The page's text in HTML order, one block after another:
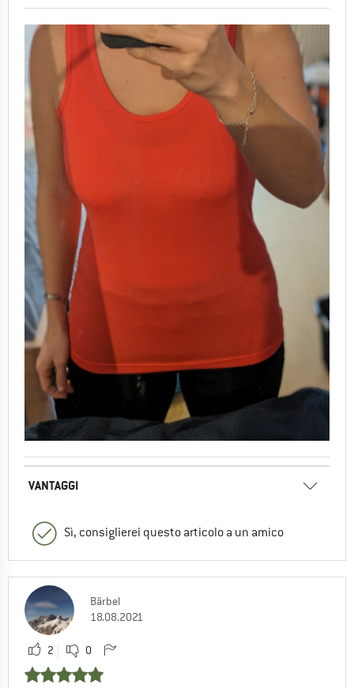
VANTAGGI
Sì, consiglierei questo articolo a un amico
Bärbel
18.08.2021
2 0